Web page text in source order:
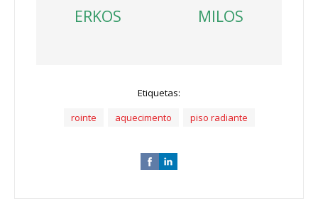
ERKOS MILOS
Etiquetas:
rointe
aquecimento piso radiante